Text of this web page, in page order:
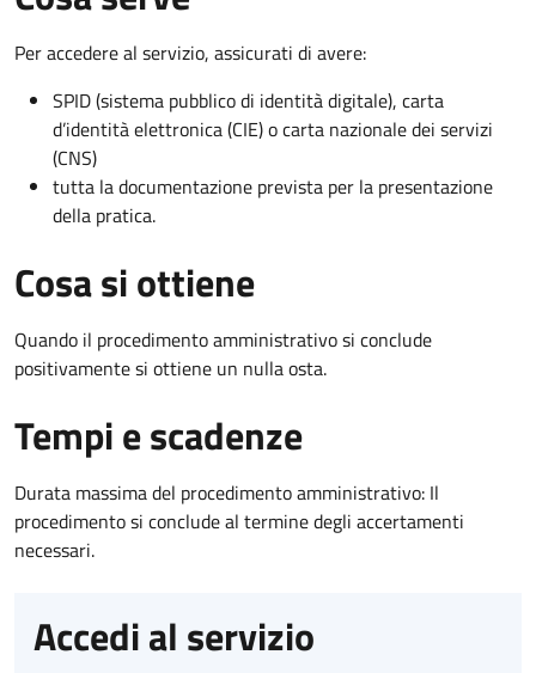
Per accedere al servizio, assicurati di avere:
SPID (sistema pubblico di identità digitale), carta
d’identità elettronica (CIE) o carta nazionale dei servizi
(CNS)
tutta la documentazione prevista per la presentazione
della pratica.
Cosa si ottiene
Quando il procedimento amministrativo si conclude
positivamente si ottiene un nulla osta.
Tempi e scadenze
Durata massima del procedimento amministrativo: Il
procedimento si conclude al termine degli accertamenti
necessari.
Accedi al servizio